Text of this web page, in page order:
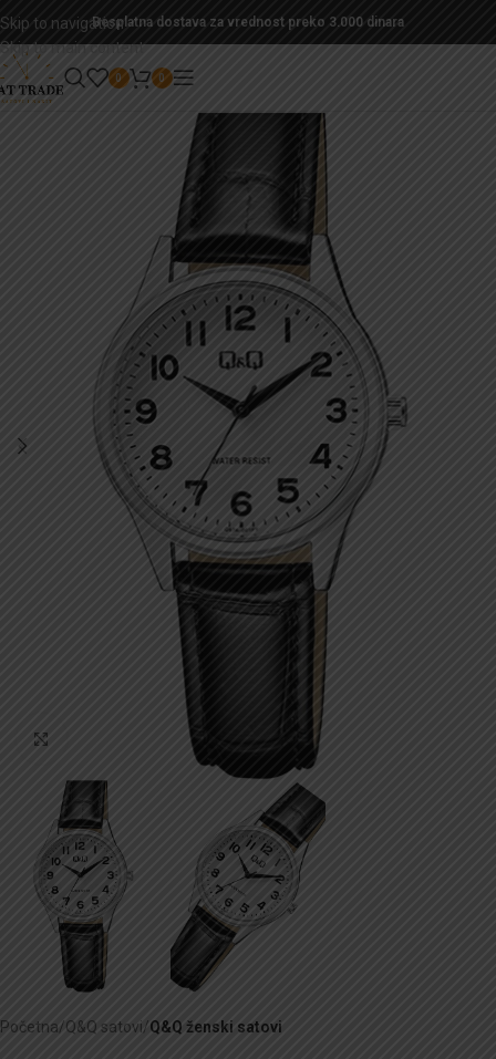
Skip to navigation
Skip to main content
Besplatna dostava za vrednost preko 3.000 dinara
0 0
Početna Q&Q satovi Q&Q ženski satovi